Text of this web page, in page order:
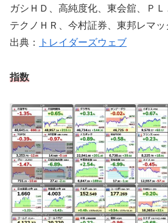
ガシＨＤ、高純度化、東会舘、ＰＬ
テクノＨＲ、今村証券、東邦レマッ
出典：
トレイダーズウェブ
指数